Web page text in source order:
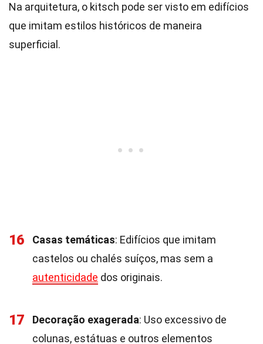
Na arquitetura, o kitsch pode ser visto em edifícios
que imitam estilos históricos de maneira
superficial.
16 Casas temáticas: Edifícios que imitam
castelos ou chalés suíços, mas sem a
autenticidade dos originais.
17 Decoração exagerada: Uso excessivo de
colunas, estátuas e outros elementos